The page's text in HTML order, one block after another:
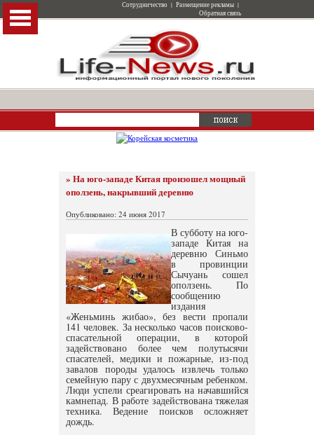
Сотрудничество | Размещение рекламы |
Обратная связь
» На юго-западе Китая произошел мощный
оползень, накрывший деревню
Опубликовано: 24 июня 2017
В субботу на юго-
западе Китая на
деревню Синьмо
в провинции
Сычуань сошел
оползень. По
сообщению
издания
«Женьминь жибао», без вести пропали
141 человек. За несколько часов поисково-
спасательной операции, в которой
задействовано более чем полутысячи
спасателей, медики и пожарные, из-под
завалов породы удалось извлечь только
семейную пару с двухмесячным ребенком.
Люди успели среагировать на начавшийся
камнепад. В работе задействована тяжелая
техника. Ведение поисков осложняет
дождь.